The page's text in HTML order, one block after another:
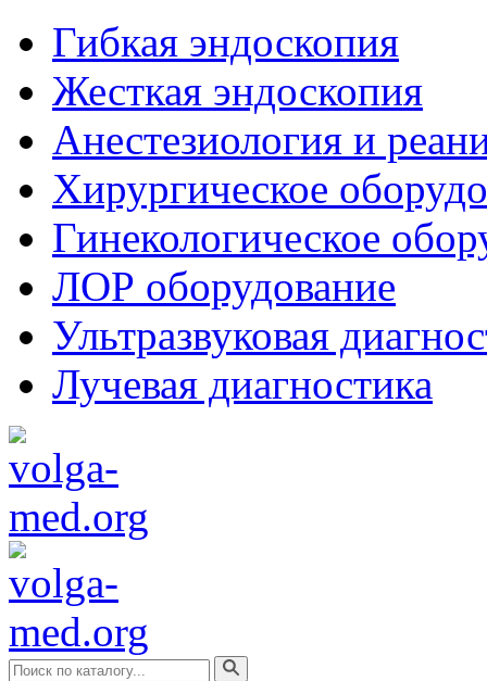
Гибкая эндоскопия
Жесткая эндоскопия
Анестезиология и
Хирургическое
Гинекологическое
ЛОР оборудование
Ультразвуковая
Лучевая диагностика